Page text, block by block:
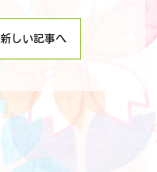
新しい記事へ